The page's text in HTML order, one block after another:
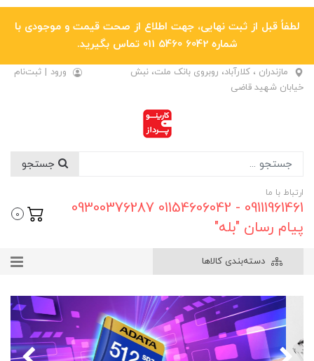
لطفاً قبل از ثبت نهایی، جهت اطلاع از صحت قیمت و موجودی با
شماره 6042 5460 011 تماس بگیرید.
مازندران ، کلارآباد، روبروی بانک ملت، نبش
خیابان شهید قاضی
ورود | ثبت‌نام
ارتباط با ما
09111961461 - 01154606042 09300376287
پیام رسان "بله"
0
دسته‌بندی کالاها